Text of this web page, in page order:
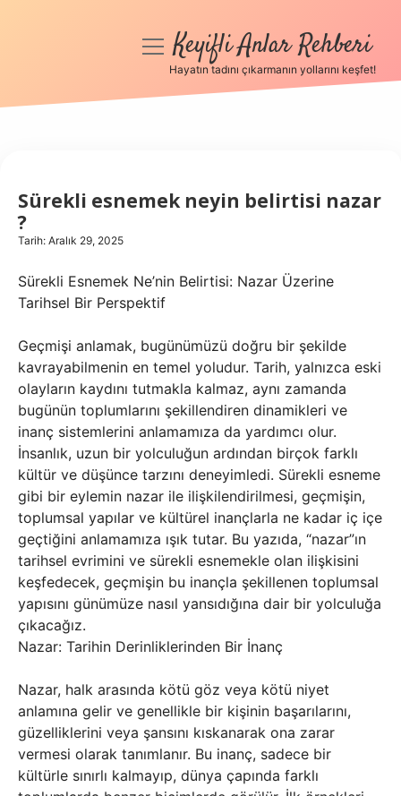
Anasayfa
menüyüKeyifli Anlar Rehberi
Hayatın tadını çıkarmanın yollarını keşfet!
Sürekli esnemek neyin belirtisi nazar
?
Tarih: Aralık 29, 2025
Sürekli Esnemek Ne’nin Belirtisi: Nazar Üzerine
Tarihsel Bir Perspektif
Geçmişi anlamak, bugünümüzü doğru bir şekilde
kavrayabilmenin en temel yoludur. Tarih, yalnızca eski
olayların kaydını tutmakla kalmaz, aynı zamanda
bugünün toplumlarını şekillendiren dinamikleri ve
inanç sistemlerini anlamamıza da yardımcı olur.
İnsanlık, uzun bir yolculuğun ardından birçok farklı
kültür ve düşünce tarzını deneyimledi. Sürekli esneme
gibi bir eylemin nazar ile ilişkilendirilmesi, geçmişin,
toplumsal yapılar ve kültürel inançlarla ne kadar iç içe
geçtiğini anlamamıza ışık tutar. Bu yazıda, “nazar”ın
tarihsel evrimini ve sürekli esnemekle olan ilişkisini
keşfedecek, geçmişin bu inançla şekillenen toplumsal
yapısını günümüze nasıl yansıdığına dair bir yolculuğa
çıkacağız.
Nazar: Tarihin Derinliklerinden Bir İnanç
Nazar, halk arasında kötü göz veya kötü niyet
anlamına gelir ve genellikle bir kişinin başarılarını,
güzelliklerini veya şansını kıskanarak ona zarar
vermesi olarak tanımlanır. Bu inanç, sadece bir
kültürle sınırlı kalmayıp, dünya çapında farklı